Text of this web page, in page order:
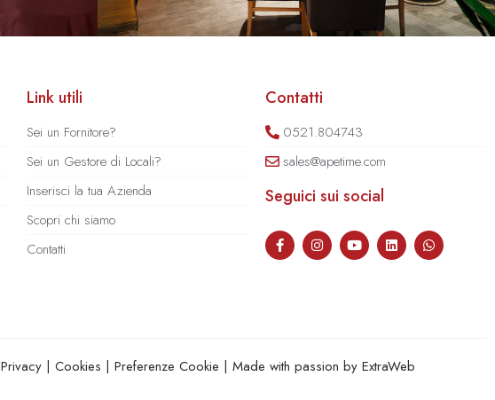
Link utili
Sei un Fornitore?
Sei un Gestore di Locali?
Inserisci la tua Azienda
Scopri chi siamo
Contatti
Contatti
0521.804743
sales@apetime.com
Seguici sui social
Privacy | Cookies | Preferenze Cookie | Made with passion by ExtraWeb